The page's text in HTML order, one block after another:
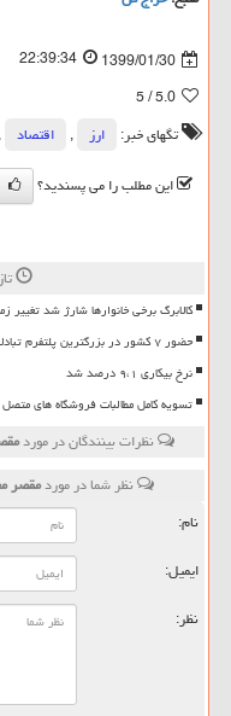
1399/01/30
22:39:34
5.0
/ 5
تگهای خبر:
ارز , اقتصاد ,
این مطلب را می پسندید؟
کالابرگ برخی خانوارها شارژ شد
حضور ۷ کشور در بزرگترین پلتفرم تبادلات تجاری حوزه ساخت وساز
نرخ بیکاری ۹،۱ درصد شد
تسویه کامل مطالبات فروشگاه های متصل
نظرات بینندگان در مورد
نظر شما در موردمقصر
نام:
ایمیل:
نظر: